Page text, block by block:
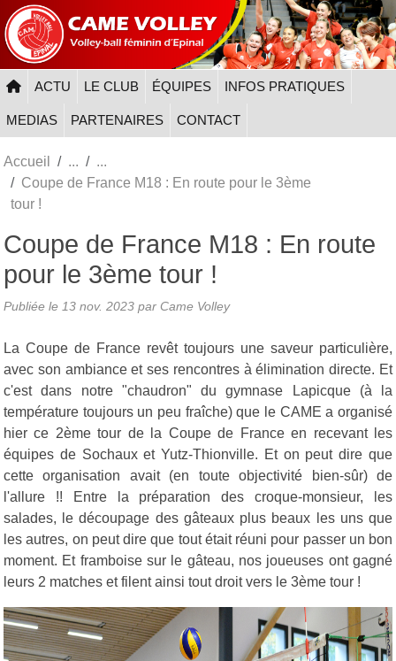
ACTU LE CLUB ÉQUIPES INFOS PRATIQUES
MEDIAS PARTENAIRES CONTACT
Accueil
Coupe de France M18 : En route pour le 3ème
tour !
Coupe de France M18 : En route
pour le 3ème tour !
Publiée le 13 nov. 2023 par Came Volley
La Coupe de France revêt toujours une saveur particulière,
avec son ambiance et ses rencontres à élimination directe. Et
c'est dans notre "chaudron" du gymnase Lapicque (à la
température toujours un peu fraîche) que le CAME a organisé
hier ce 2ème tour de la Coupe de France en recevant les
équipes de Sochaux et Yutz-Thionville. Et on peut dire que
cette organisation avait (en toute objectivité bien-sûr) de
l'allure !! Entre la préparation des croque-monsieur, les
salades, le découpage des gâteaux plus beaux les uns que
les autres, on peut dire que tout était réuni pour passer un bon
moment. Et framboise sur le gâteau, nos joueuses ont gagné
leurs 2 matches et filent ainsi tout droit vers le 3ème tour !
Panneau de gestion des cookies